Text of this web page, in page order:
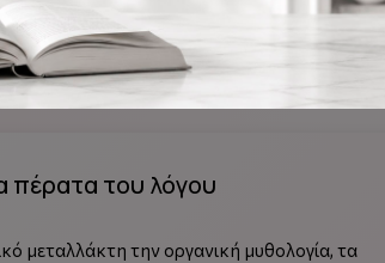
ερμηνευτικής προσέγγισης του
(Από την παρουσίαση στο οπισθόφυλλο του
πέρατα του λόγου
μεταλλάκτη την οργανική μυθολογία, τα